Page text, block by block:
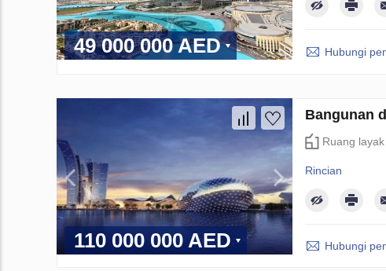
49 000 000 AED Hubungi
110 000 000 AED
Bangunan
Ruang
Rincian
Hubungi